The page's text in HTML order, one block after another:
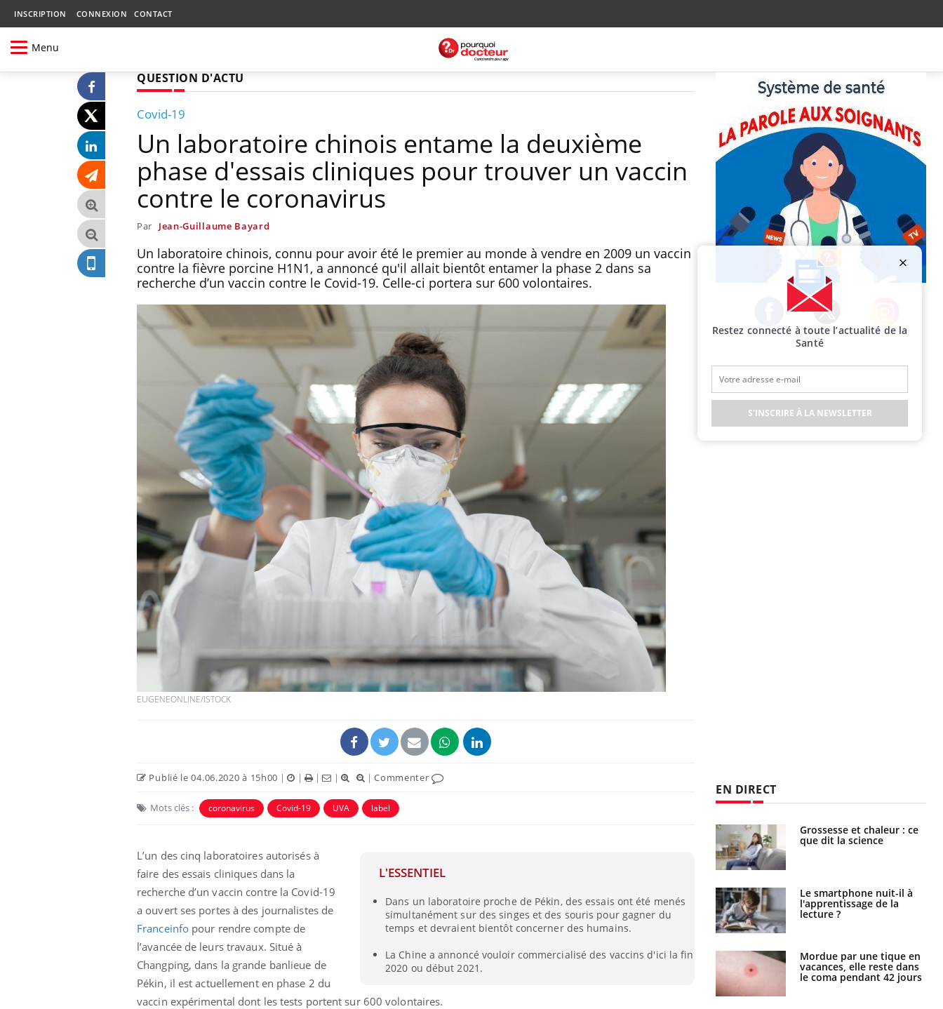
INSCRIPTION CONNEXION CONTACT
Menu
QUESTION D'ACTU
Covid-19
Un laboratoire chinois entame la deuxième
phase d'essais cliniques pour trouver un vaccin
contre le coronavirus
Par Jean-Guillaume Bayard
Un laboratoire chinois, connu pour avoir été le premier au monde à vendre en 2009 un vaccin
contre la fièvre porcine H1N1, a annoncé qu'il allait bientôt entamer la phase 2 dans sa
recherche d’un vaccin contre le Covid-19. Celle-ci portera sur 600 volontaires.
EUGENEONLINE/ISTOCK
Publié le 04.06.2020 à 15h00 | | | | |Commenter
Mots clés : coronavirus Covid-19 UVA label
L'ESSENTIEL
Dans un laboratoire proche de Pékin, des essais ont été menés
simultanément sur des singes et des souris pour gagner du
temps et devraient bientôt concerner des humains.
La Chine a annoncé vouloir commercialisé des vaccins d'ici la fin
2020 ou début 2021.
L’un des cinq laboratoires autorisés à
faire des essais cliniques dans la
recherche d’un vaccin contre la Covid-19
a ouvert ses portes à des journalistes de
Franceinfo pour rendre compte de
l’avancée de leurs travaux. Situé à
Changping, dans la grande banlieue de
Pékin, il est actuellement en phase 2 du
vaccin expérimental dont les tests portent sur 600 volontaires.
Facebook Twitter Instagram
EN DIRECT
t-il dans le sud de la
France ?
Les médicaments GLP-1
protègent-ils aussi les os
?
change dans la prise en
charge des femmes
enceintes
tous les jours se profile-t-
elle enfin ?
Pourquoi votre ventre
gâche-t-il les premiers
freiner la propagation du
cancer ?
Pourquoi manger moins
Grossesse et chaleur : ce
que dit la science
Le smartphone nuit-il à
l'apprentissage de la
lecture ?
Mordue par une tique en
vacances, elle reste dans
le coma pendant 42 jours
Restez connecté à toute l’actualité de la
Santé
S'INSCRIRE À LA NEWSLETTER